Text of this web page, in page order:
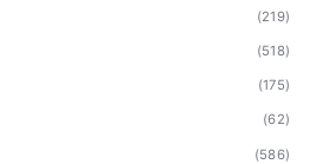
(219)
(518)
(175)
(62)
(586)